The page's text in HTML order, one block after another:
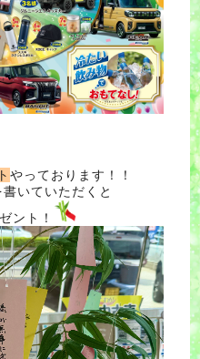
やっております！！
いていただくと
ント！